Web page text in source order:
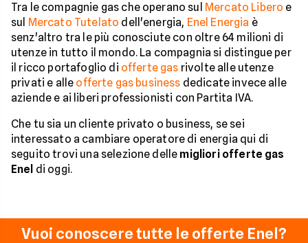
Tra le compagnie gas che operano sul Mercato Libero e
sul Mercato Tutelato dell'energia, Enel Energia è
senz'altro tra le più conosciute con oltre 64 milioni di
utenze in tutto il mondo. La compagnia si distingue per
il ricco portafoglio di offerte gas rivolte alle utenze
privati e alle offerte gas business dedicate invece alle
aziende e ai liberi professionisti con Partita IVA.
Che tu sia un cliente privato o business, se sei
interessato a cambiare operatore di energia qui di
seguito trovi una selezione delle migliori offerte gas
Enel di oggi.
Vuoi conoscere tutte le offerte Enel?